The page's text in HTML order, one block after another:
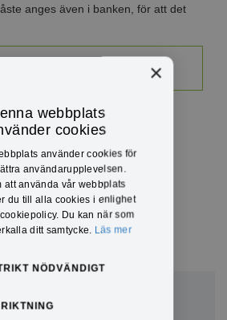
anges även i banken, för att det
01-10
×
webbplats
cookies
använder cookies för
användarupplevelsen.
att använda vår webbplats
du till alla cookies i enlighet
Du kan när som
ditt samtycke. Läs mer
NÖDVÄNDIGT